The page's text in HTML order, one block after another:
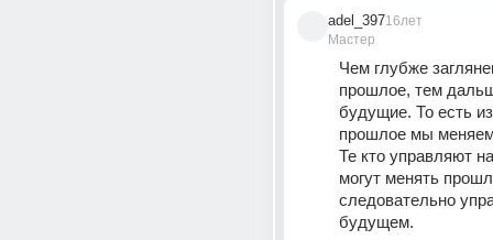
adel_397
Мастер
16лет
Чем глубже
прошлое, тем
будущие. То есть
прошлое мы
Те кто управляют
могут менять
следовательно
будущем.